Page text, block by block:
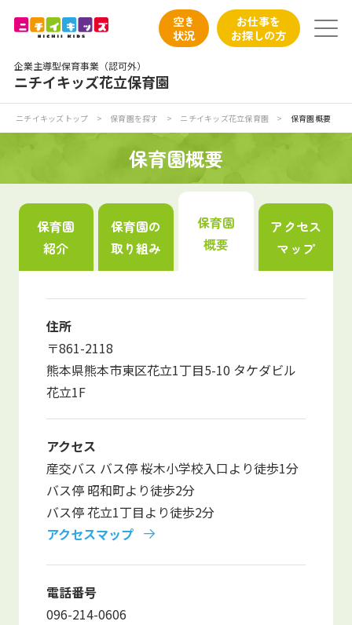
企業主導型保育事業（認可外）
ニチイキッズ花立保育園
空き
状況
お仕事を
お探しの方
お食事
保育園見学
入園の概要
子育てひろばのご紹介
写真販売サービス
お仕事をお探しの方
よくあるご質問
保育園に関するお問い合わせ
プライバシーポリシー
サイトマップ
ニチイキッズトップ > 保育園を探す > ニチイキッズ花立保育園 > 保育園概要
保育園概要
保育園
紹介
保育園の
取り組み
保育園
概要
アクセス
マップ
住所
〒861-2118
熊本県熊本市東区花立1丁目5-10 タケダビル
花立1F
アクセス
産交バス バス停 桜木小学校入口より徒歩1分
バス停 昭和町より徒歩2分
バス停 花立1丁目より徒歩2分
アクセスマップ
電話番号
096-214-0606